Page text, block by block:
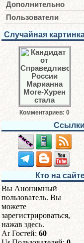
Дополнительно
Пользователи
Случайная
Комментариев: 0
Ссылки
Кто на
Вы Анонимный
пользователь. Вы
можете
зарегистрироваться,
нажав здесь.
Гостей: 60